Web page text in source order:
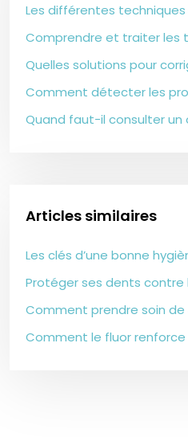
Les différentes
Comprendre et traiter les
Quelles solutions pour
Comment détecter les
Quand faut-il consulter
Articles similaires
Les clés d’une bonne
Protéger ses dents contre
Comment prendre soin de
Comment le fluor renforce